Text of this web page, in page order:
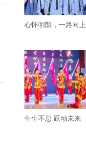
心怀明朗，一路向上
生生不息 跃动未来